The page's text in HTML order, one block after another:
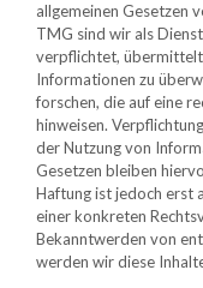
allgemeinen Gesetzen
TMG sind wir als
verpflichtet,
Informationen zu
forschen, die auf eine
hinweisen.
der Nutzung von
Gesetzen bleiben
Haftung ist jedoch erst
einer konkreten
Bekanntwerden von
werden wir diese